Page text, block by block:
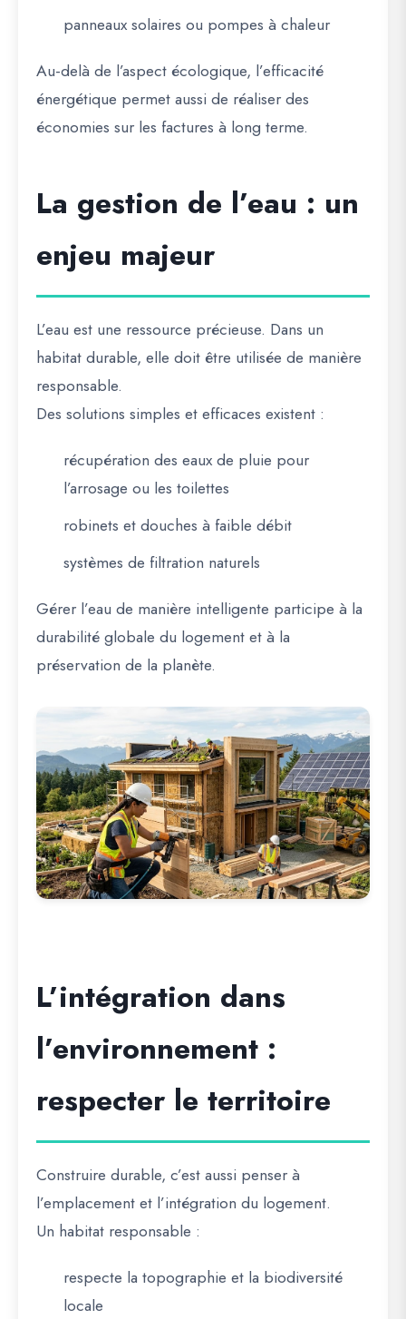
panneaux solaires ou pompes à chaleur
Au-delà de l’aspect écologique, l’efficacité
énergétique permet aussi de réaliser des
économies sur les factures à long terme.
La gestion de l’eau : un
enjeu majeur
L’eau est une ressource précieuse. Dans un
habitat durable, elle doit être utilisée de manière
responsable.
Des solutions simples et efficaces existent :
récupération des eaux de pluie pour
l’arrosage ou les toilettes
robinets et douches à faible débit
systèmes de filtration naturels
Gérer l’eau de manière intelligente participe à la
durabilité globale du logement et à la
préservation de la planète.
L’intégration dans
l’environnement :
respecter le territoire
Construire durable, c’est aussi penser à
l’emplacement et l’intégration du logement.
Un habitat responsable :
respecte la topographie et la biodiversité
locale